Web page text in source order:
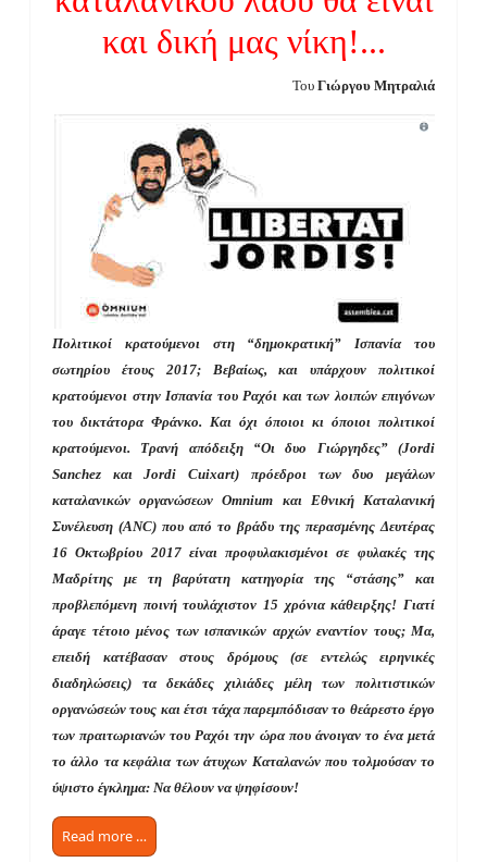
και δική μας νίκη!...
Του Γιώργου Μητραλιά
Πολιτικοί κρατούμενοι στη “δημοκρατική” Ισπανία του
σωτηρίου έτους 2017; Βεβαίως, και υπάρχουν πολιτικοί
κρατούμενοι στην Ισπανία του Ραχόι και των λοιπών επιγόνων
του δικτάτορα Φράνκο. Και όχι όποιοι κι όποιοι πολιτικοί
κρατούμενοι. Τρανή απόδειξη “Οι δυο Γιώργηδες” (Jordi
Sanchez και Jordi Cuixart) πρόεδροι των δυο μεγάλων
καταλανικών οργανώσεων Omnium και Εθνική Καταλανική
Συνέλευση (ANC) που από το βράδυ της περασμένης Δευτέρας
16 Οκτωβρίου 2017 είναι προφυλακισμένοι σε φυλακές της
Μαδρίτης με τη βαρύτατη κατηγορία της “στάσης” και
προβλεπόμενη ποινή τουλάχιστον 15 χρόνια κάθειρξης! Γιατί
άραγε τέτοιο μένος των ισπανικών αρχών εναντίον τους; Μα,
επειδή κατέβασαν στους δρόμους (σε εντελώς ειρηνικές
διαδηλώσεις) τα δεκάδες χιλιάδες μέλη των πολιτιστικών
οργανώσεών τους και έτσι τάχα παρεμπόδισαν το θεάρεστο έργο
των πραιτωριανών του Ραχόι την ώρα που άνοιγαν το ένα μετά
το άλλο τα κεφάλια των άτυχων Καταλανών που τολμούσαν το
ύψιστο έγκλημα: Να θέλουν να ψηφίσουν!
Read more …